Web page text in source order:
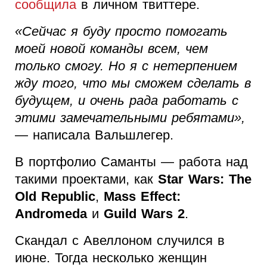
сообщилав личном твиттере.
«Сейчас я буду просто помогать
моей новой команды всем, чем
только смогу. Но я с нетерпением
жду того, что мы сможем сделать в
будущем, и очень рада работать с
этими замечательными ребятами»,
— написала Вальшлегер.
В портфолио Саманты — работа над
такими проектами, как Star Wars: The
Old Republic, Mass Effect:
Andromeda и Guild Wars 2.
Скандал с Авеллоном случился в
июне. Тогда несколько женщин